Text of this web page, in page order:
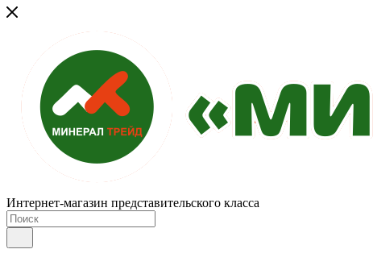
Интернет-магазин представительского класса